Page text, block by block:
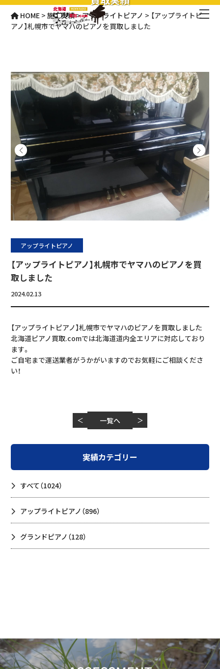
HOME >施工実績>アップライトピアノ > 【アップライトピ
アノ】札幌市でヤマハのピアノを買取しました
アップライトピアノ
【アップライトピアノ】札幌市でヤマハのピアノを買
取しました
2024.02.13
【アップライトピアノ】札幌市でヤマハのピアノを買取しました
北海道ピアノ買取.comでは北海道道内全エリアに対応しており
ます。
ご自宅まで運送業者がうかがいますのでお気軽にご相談くださ
い！
＜ 一覧へ ＞
実績カテゴリー
すべて（1024）
アップライトピアノ （896）
グランドピアノ （128）